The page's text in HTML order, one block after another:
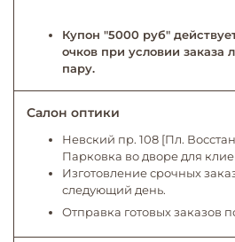
Купон "5000 руб"
очков при условии заказа
пару.
Салон оптики
Невский пр. 108 [Пл.
Парковка во дворе для
Изготовление срочных
следующий день.
Отправка готовых заказов